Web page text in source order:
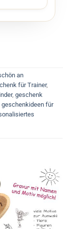
an
für Trainer,
, geschenk
geschenkideen für